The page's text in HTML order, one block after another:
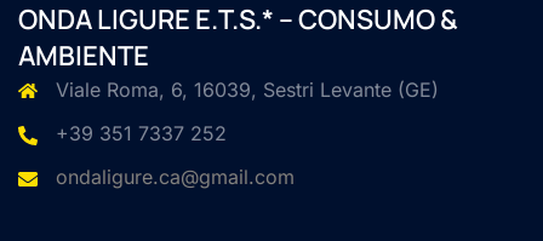
ONDA LIGURE E.T.S.* – CONSUMO &
AMBIENTE
Viale Roma, 6, 16039, Sestri Levante (GE)
+39 351 7337 252
ondaligure.ca@gmail.com